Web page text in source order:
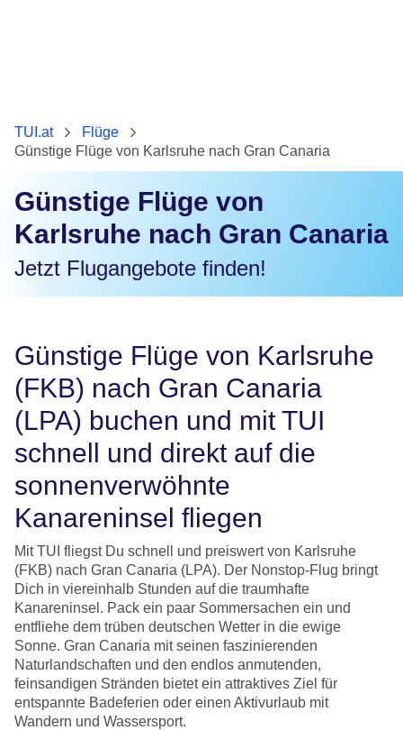
TUI.at
Flüge
Günstige Flüge von Karlsruhe nach Gran Canaria
Günstige Flüge von
Karlsruhe nach Gran Canaria
Jetzt Flugangebote finden!
Günstige Flüge von Karlsruhe
(FKB) nach Gran Canaria
(LPA) buchen und mit TUI
schnell und direkt auf die
sonnenverwöhnte
Kanareninsel fliegen
Mit TUI fliegst Du schnell und preiswert von Karlsruhe
(FKB) nach Gran Canaria (LPA). Der Nonstop-Flug bringt
Dich in viereinhalb Stunden auf die traumhafte
Kanareninsel. Pack ein paar Sommersachen ein und
entfliehe dem trüben deutschen Wetter in die ewige
Sonne. Gran Canaria mit seinen faszinierenden
Naturlandschaften und den endlos anmutenden,
feinsandigen Stränden bietet ein attraktives Ziel für
entspannte Badeferien oder einen Aktivurlaub mit
Wandern und Wassersport.